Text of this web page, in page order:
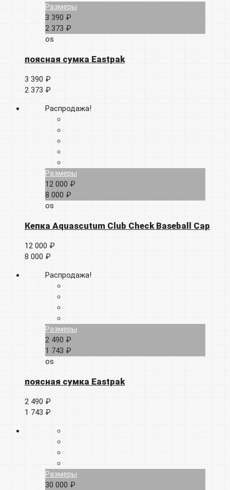
Размеры
3 390 ₽
2 373 ₽
os
поясная сумка Eastpak
3 390 ₽
2 373 ₽
Распродажа!
Размеры
12 000 ₽
8 000 ₽
os
Кепка Aquascutum Club Check Baseball Cap
12 000 ₽
8 000 ₽
Распродажа!
Размеры
2 490 ₽
1 743 ₽
os
поясная сумка Eastpak
2 490 ₽
1 743 ₽
Размеры
30 000 ₽